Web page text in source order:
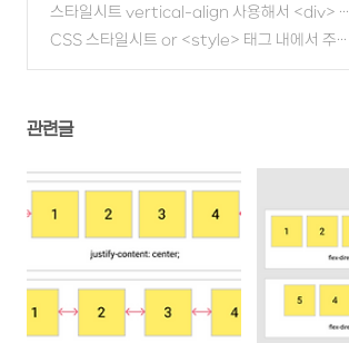
스타일시트 vertical-align 사용해서 <div> 수
직 정렬하기 (0)
CSS 스타일시트 or <style> 태그 내에서 주석
관련글